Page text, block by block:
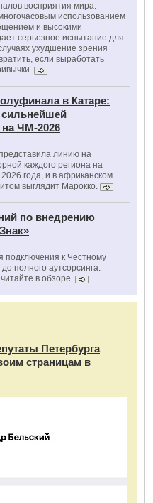
восприятия мира.
использованием
и высокими
серьезное испытание для
ухудшение зрения
если выработать
в Катаре:
сильнейшей
ЧМ-2026
линию на
каждого региона на
года, и в африканском
выглядит Марокко.
по внедрению
подключения к Честному
полного аутсорсинга.
в обзоре.
Петербурга
страницам в